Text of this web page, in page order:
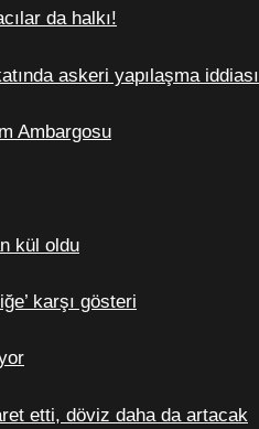
da halkı!
askeri yapılaşma iddiası
Ambargosu
kül oldu
karşı gösteri
etti, döviz daha da artacak